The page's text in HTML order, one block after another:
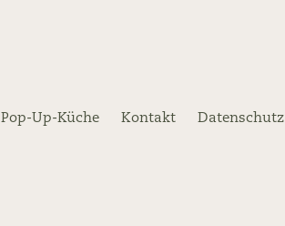
Pop-Up-Küche Kontakt Datenschutz